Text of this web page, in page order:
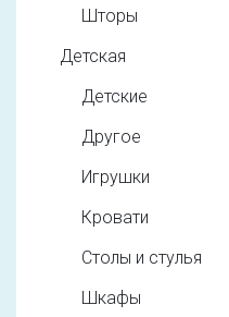
Шторы
Детская
Детские
Другое
Игрушки
Кровати
Столы и стулья
Шкафы